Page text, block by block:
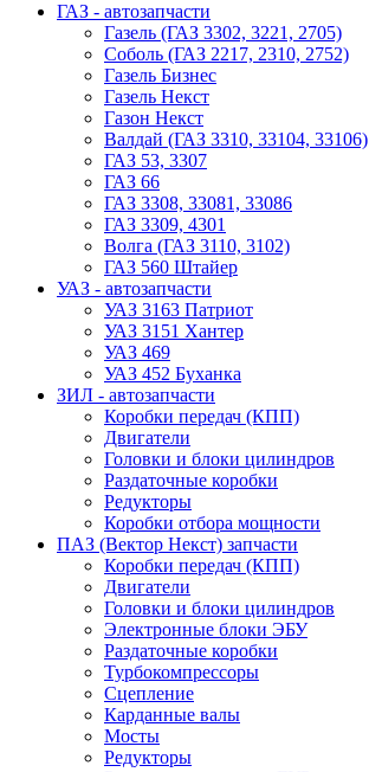
ГАЗ - автозапчасти
Газель (ГАЗ 3302, 3221, 2705)
Соболь (ГАЗ 2217, 2310, 2752)
Газель Бизнес
Газель Некст
Газон Некст
Валдай (ГАЗ 3310, 33104, 33106)
ГАЗ 53, 3307
ГАЗ 66
ГАЗ 3308, 33081, 33086
ГАЗ 3309, 4301
Волга (ГАЗ 3110, 3102)
ГАЗ 560 Штайер
УАЗ - автозапчасти
УАЗ 3163 Патриот
УАЗ 3151 Хантер
УАЗ 469
УАЗ 452 Буханка
ЗИЛ - автозапчасти
Коробки передач (КПП)
Двигатели
Головки и блоки цилиндров
Раздаточные коробки
Редукторы
Коробки отбора мощности
ПАЗ (Вектор Некст) запчасти
Коробки передач (КПП)
Двигатели
Головки и блоки цилиндров
Электронные блоки ЭБУ
Раздаточные коробки
Турбокомпрессоры
Сцепление
Карданные валы
Мосты
Редукторы